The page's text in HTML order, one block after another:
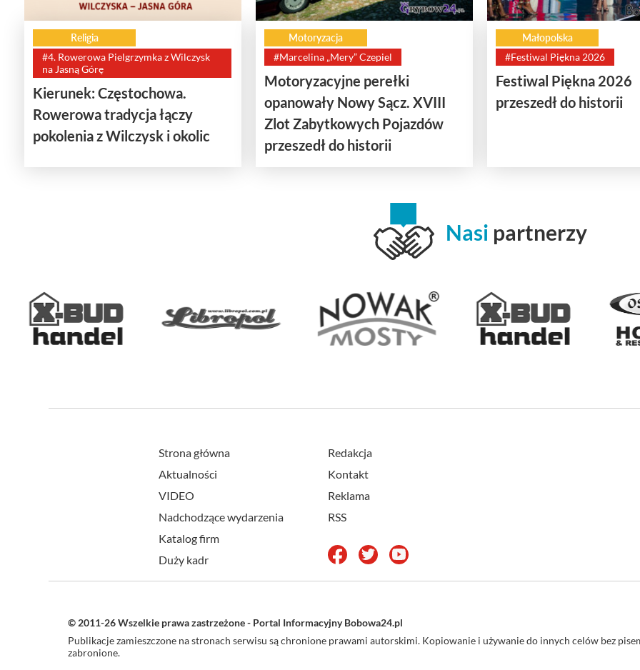
Religia
#4. Rowerowa Pielgrzymka z Wilczysk
na Jasną Górę
Kierunek: Częstochowa.
Rowerowa tradycja łączy
pokolenia z Wilczysk i okolic
Motoryzacja
#Marcelina „Mery” Czepiel
Motoryzacyjne perełki
opanowały Nowy Sącz. XVIII
Zlot Zabytkowych Pojazdów
przeszedł do historii
Małopolska
#Festiwal Piękna 2026
Festiwal Piękna 2026
przeszedł do historii
Nasi partnerzy
Strona główna
Aktualności
VIDEO
Nadchodzące wydarzenia
Katalog firm
Duży kadr
Redakcja
Kontakt
Reklama
RSS
© 2011-26 Wszelkie prawa zastrzeżone - Portal Informacyjny Bobowa24.pl
Publikacje zamieszczone na stronach serwisu są chronione prawami autorskimi. Kopiowanie i używanie do innych celów bez
zabronione.